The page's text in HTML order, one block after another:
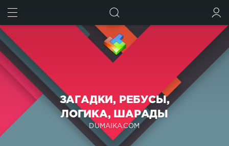
ЗАГАДКИ, РЕБУСЫ,
ЛОГИКА, ШАРАДЫ
DUMAIKA.COM